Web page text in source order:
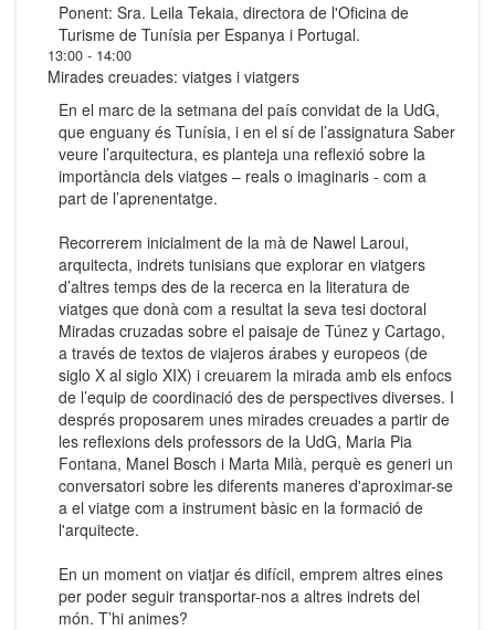
Ponent: Sra. Leila Tekaia, directora de l'Oficina de
Turisme de Tunísia per Espanya i Portugal.
13:00 - 14:00
Mirades creuades: viatges i viatgers
En el marc de la setmana del país convidat de la UdG,
que enguany és Tunísia, i en el sí de l’assignatura Saber
veure l’arquitectura, es planteja una reflexió sobre la
importància dels viatges – reals o imaginaris - com a
part de l’aprenentatge.
Recorrerem inicialment de la mà de Nawel Laroui,
arquitecta, indrets tunisians que explorar en viatgers
d’altres temps des de la recerca en la literatura de
viatges que donà com a resultat la seva tesi doctoral
Miradas cruzadas sobre el paisaje de Túnez y Cartago,
a través de textos de viajeros árabes y europeos (de
siglo X al siglo XIX) i creuarem la mirada amb els enfocs
de l’equip de coordinació des de perspectives diverses. I
després proposarem unes mirades creuades a partir de
les reflexions dels professors de la UdG, Maria Pia
Fontana, Manel Bosch i Marta Milà, perquè es generi un
conversatori sobre les diferents maneres d'aproximar-se
a el viatge com a instrument bàsic en la formació de
l'arquitecte.
En un moment on viatjar és difícil, emprem altres eines
per poder seguir transportar-nos a altres indrets del
món. T’hi animes?